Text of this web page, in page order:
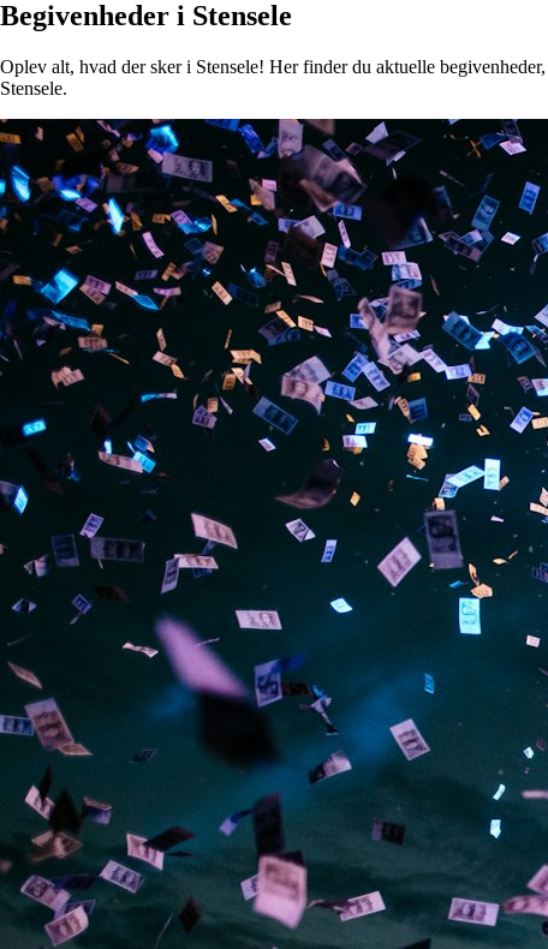
Begivenheder i Stensele
Oplev alt, hvad der sker i Stensele! Her finder du aktuelle
Stensele.